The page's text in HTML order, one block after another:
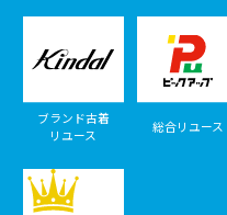
ブランド古着
リユース
総合リユース